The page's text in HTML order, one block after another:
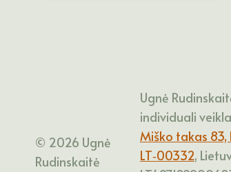
© 2026 Ugnė
Rudinskaitė
Ugnė
individuali
Miško takas 83,
LT‑00332,